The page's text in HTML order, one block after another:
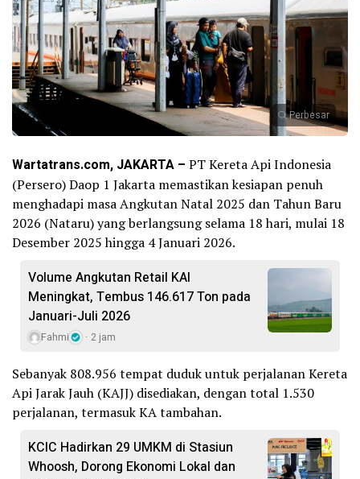
Perbesar
Wartatrans.com, JAKARTA – PT Kereta Api Indonesia
(Persero) Daop 1 Jakarta memastikan kesiapan penuh
menghadapi masa Angkutan Natal 2025 dan Tahun Baru
2026 (Nataru) yang berlangsung selama 18 hari, mulai 18
Desember 2025 hingga 4 Januari 2026.
Volume Angkutan Retail KAI
Meningkat, Tembus 146.617 Ton pada
Januari-Juli 2026
Fahmi 2 jam
Sebanyak 808.956 tempat duduk untuk perjalanan Kereta
Api Jarak Jauh (KAJJ) disediakan, dengan total 1.530
perjalanan, termasuk KA tambahan.
KCIC Hadirkan 29 UMKM di Stasiun
Whoosh, Dorong Ekonomi Lokal dan